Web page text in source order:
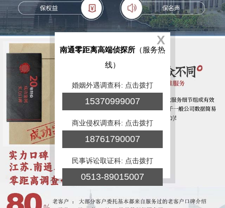
X
南通零距离高端侦探所 （服务热
线）
婚姻外遇调查科: 点击拨打
15370999007
商业侵权调查科: 点击拨打
18761790007
民事诉讼取证科: 点击拨打
0513-89015007